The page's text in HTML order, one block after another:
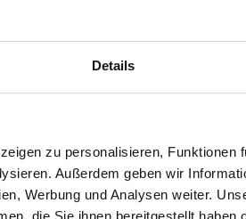
Details
zu personalisieren, Funktionen
Außerdem geben wir
Werbung und Analysen weiter.
on a platform that it
of disputes arising from
odr .